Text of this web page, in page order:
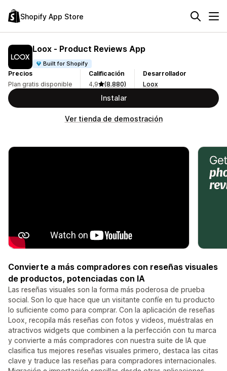
Shopify App Store
Loox ‑ Product Reviews App
Built for Shopify
Precios
Plan gratis disponible
Calificación
4,9
(8.880)
Desarrollador
Loox
Instalar
Ver tienda de demostración
Convierte a más compradores con reseñas visuales
de productos, potenciadas con IA
Las reseñas visuales son la forma más poderosa de prueba
social. Son lo que hace que un visitante confíe en tu producto
lo suficiente como para comprar. Con la aplicación de reseñas
Loox, recopila más reseñas con fotos y videos, muéstralas en
atractivos widgets que combinen a la perfección con tu marca
y convierte a más compradores con nuestra suite de IA que
clasifica tus mejores reseñas visuales primero, destaca las citas
clave y traduce las reseñas para compradores internacionales.